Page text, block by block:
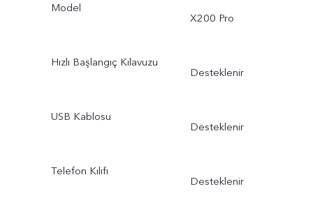
Model
X200 Pro
Hızlı Başlangıç Kılavuzu
Desteklenir
USB Kablosu
Desteklenir
Telefon Kılıfı
Desteklenir